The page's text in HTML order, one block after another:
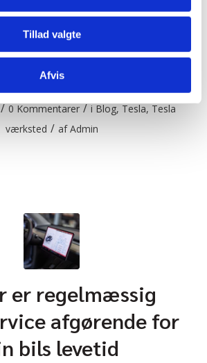
Tillad valgte
Afvis
du dine Tesla
nede
/ 0 Kommentarer / i Blog, Tesla, Tesla
værksted / afAdmin
er regelmæssig
afgørende for
bils levetid